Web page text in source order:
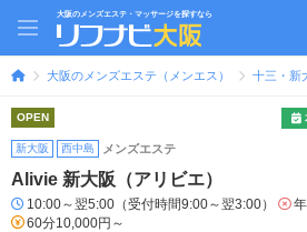
大阪のメンズエステ・マッサージを探すなら
大阪のメンズエステ（メンエス） 十三・新
OPEN
新大阪 西中島 メンズエステ
Alivie 新大阪（アリビエ）
10:00～翌5:00（受付時間9:00～翌3:00）
60分10,000円～